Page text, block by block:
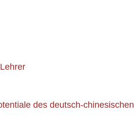
des deutsch-chinesischen